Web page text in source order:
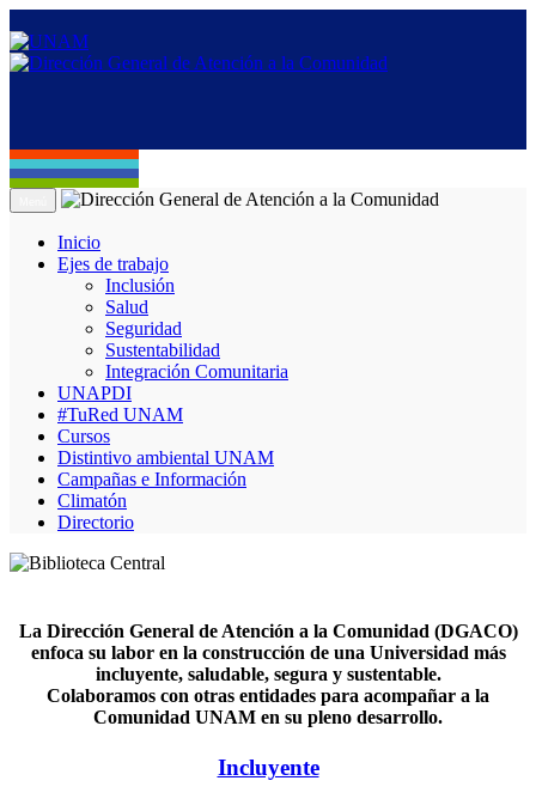
Inicio
Ejes de trabajo
Inclusión
Salud
Seguridad
Sustentabilidad
Integración Comunitaria
UNAPDI
#TuRed UNAM
Cursos
Distintivo ambiental UNAM
Campañas e Información
Climatón
Directorio
La Dirección General de Atención a la Comunidad (DGACO)
enfoca su labor en la construcción de una Universidad más
incluyente, saludable, segura y sustentable.
Colaboramos con otras entidades para acompañar a la
Comunidad UNAM en su pleno desarrollo.
Incluyente